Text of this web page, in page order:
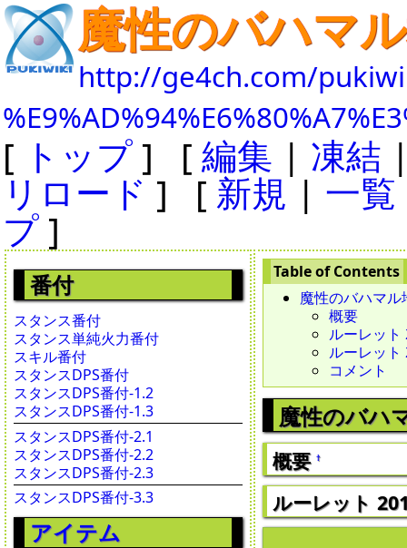
魔性のバハマ
http://ge4ch.com/
[ トップ ] [編集 | 凍結
リロード ] [ 新規| 一覧
プ ]
番付
スタンス番付
スタンス単純火力番付
スキル番付
スタンスDPS番付
スタンスDPS番付-1.2
スタンスDPS番付-1.3
スタンスDPS番付-2.1
スタンスDPS番付-2.2
スタンスDPS番付-2.3
スタンスDPS番付-3.3
アイテム
魔性のバハマル
概要
ルーレット
ルーレット
コメント
魔性のバハ
概要 †
ルーレット